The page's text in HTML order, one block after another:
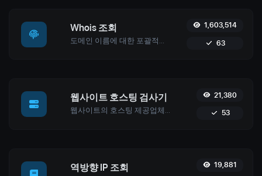
Whois 조회 1,603,514
63
웹사이트 호스팅 검사기
웹사이트의 호스팅 제공업체를 확인하세요. ISP, 조직 및 지리적 위치를 포함한 자세한 정보를 얻으세요.
21,380
53
역방향 IP 조회 19,881